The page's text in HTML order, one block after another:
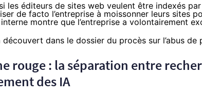
les éditeurs de sites web veulent être indexés
de facto l’entreprise à moissonner leurs sites
montre que l’entreprise a volontairement
découvert dans le dossier du procès sur l’abus
rouge : la séparation entre
des IA